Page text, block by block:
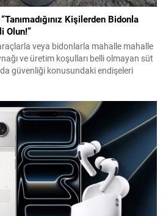
Kişilerden Bidonla
Olun!”
veya bidonlarla mahalle mahalle
ve üretim koşulları belli olmayan süt
güvenliği konusundaki endişeleri
alınan açık sütlerde dikkatli olunması
hayvan sağlığı, saklama koşulları ve...